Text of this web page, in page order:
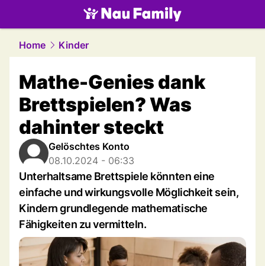
family.NAU.ch
Home Kinder
Mathe-Genies dank
Brettspielen? Was
dahinter steckt
Gelöschtes Konto
08.10.2024 - 06:33
Unterhaltsame Brettspiele könnten eine
einfache und wirkungsvolle Möglichkeit sein,
Kindern grundlegende mathematische
Fähigkeiten zu vermitteln.